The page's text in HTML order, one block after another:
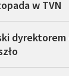
w TVN